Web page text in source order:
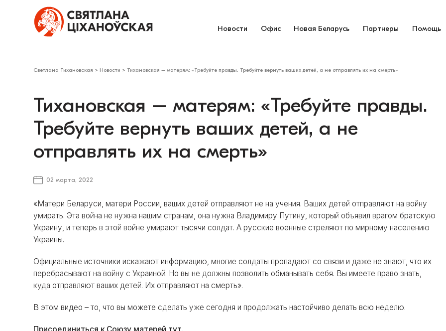
Новости Офис Новая Беларусь Партнеры Помощь
Светлана Тихановская > Новости > Тихановская – матерям: «Требуйте правды. Требуйте вернуть ваших детей, а не отправлять их на смерть»
Тихановская – матерям: «Требуйте правды.
Требуйте вернуть ваших детей, а не
отправлять их на смерть»
02 марта, 2022
«Матери Беларуси, матери России, ваших детей отправляют не на учения. Ваших детей отправляют на войну
умирать. Эта война не нужна нашим странам, она нужна Владимиру Путину, который объявил врагом братскую
Украину, и теперь в этой войне умирают тысячи солдат. А русские военные стреляют по мирному населению
Украины.
Официальные источники искажают информацию, многие солдаты пропадают со связи и даже не знают, что их
перебрасывают на войну с Украиной. Но вы не должны позволить обманывать себя. Вы имеете право знать,
куда отправляют ваших детей. Их отправляют на смерть».
В этом видео – то, что вы можете сделать уже сегодня и продолжать настойчиво делать всю неделю.